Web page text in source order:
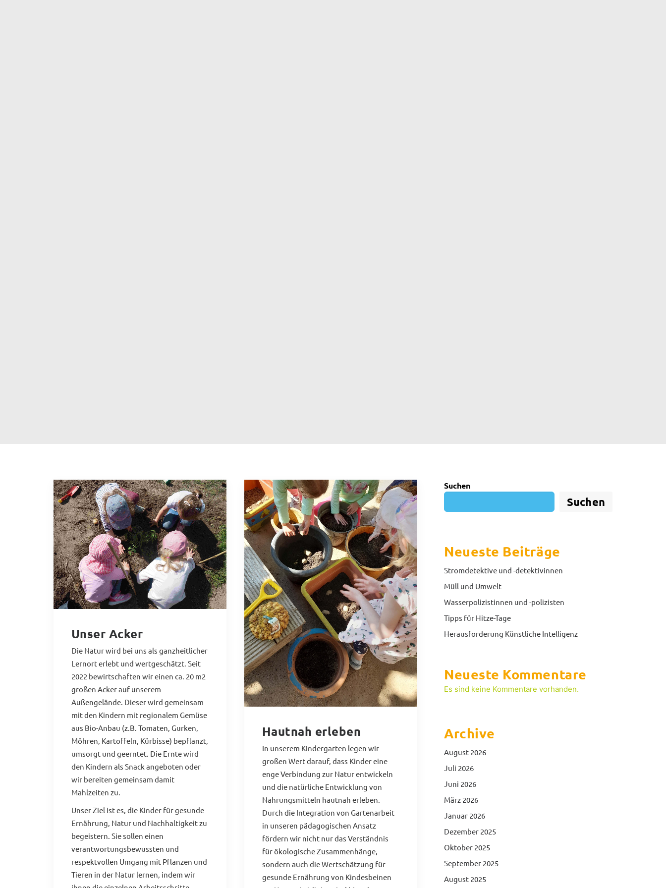
Unser Acker
Die Natur wird bei uns als ganzheitlicher
Lernort erlebt und wertgeschätzt. Seit
2022 bewirtschaften wir einen ca. 20 m2
großen Acker auf unserem
Außengelände. Dieser wird gemeinsam
mit den Kindern mit regionalem Gemüse
aus Bio-Anbau (z.B. Tomaten, Gurken,
Möhren, Kartoffeln, Kürbisse) bepflanzt,
umsorgt und geerntet. Die Ernte wird
den Kindern als Snack angeboten oder
wir bereiten gemeinsam damit
Mahlzeiten zu.
Unser Ziel ist es, die Kinder für gesunde
Ernährung, Natur und Nachhaltigkeit zu
begeistern. Sie sollen einen
verantwortungsbewussten und
respektvollen Umgang mit Pflanzen und
Tieren in der Natur lernen, indem wir
Hautnah erleben
In unserem Kindergarten legen wir
großen Wert darauf, dass Kinder eine
enge Verbindung zur Natur entwickeln
und die natürliche Entwicklung von
Nahrungsmitteln hautnah erleben.
Durch die Integration von Gartenarbeit
in unseren pädagogischen Ansatz
fördern wir nicht nur das Verständnis
für ökologische Zusammenhänge,
sondern auch die Wertschätzung für
gesunde Ernährung von Kindesbeinen
Suchen
Suchen
Neueste Beiträge
Stromdetektive und -detektivinnen
Müll und Umwelt
Wasserpolizistinnen und -polizisten
Tipps für Hitze-Tage
Herausforderung Künstliche Intelligenz
Neueste Kommentare
Es sind keine Kommentare vorhanden.
Archive
August 2026
Juli 2026
Juni 2026
März 2026
Januar 2026
Dezember 2025
Oktober 2025
September 2025
August 2025